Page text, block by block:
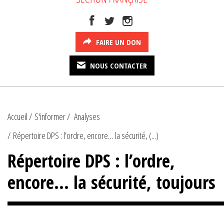
FAIRE UN DON
NOUS CONTACTER
Accueil S'informer
Analyses
Répertoire DPS : l’ordre, encore… la sécurité, (...)
Répertoire DPS : l’ordre,
encore… la sécurité, toujours